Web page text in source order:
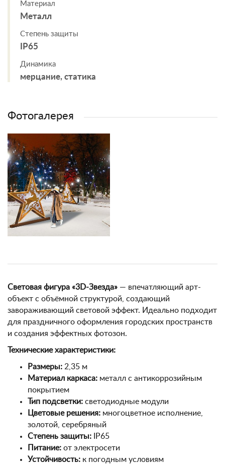
Материал
Металл
Степень защиты
IP65
Динамика
мерцание, статика
Фотогалерея
Световая фигура «3D-Звезда» — впечатляющий арт-
объект с объёмной структурой, создающий
завораживающий световой эффект. Идеально подходит
для праздничного оформления городских пространств
и создания эффектных фотозон.
Технические характеристики:
Размеры: 2,35 м
Материал каркаса: металл с антикоррозийным
покрытием
Тип подсветки: светодиодные модули
Цветовые решения: многоцветное исполнение,
золотой, серебряный
Степень защиты: IP65
Питание: от электросети
Устойчивость: к погодным условиям